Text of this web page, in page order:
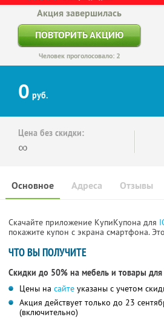
Акция завершилась
ПОВТОРИТЬ АКЦИЮ
Человек проголосовало: 2
0 руб.
Цена без скидки:
∞
Основное Отзывы
Адреса
Скачайте приложение КупиКупона для
покажите купон с экрана смартфона.
ЧТО ВЫ ПОЛУЧИТЕ
Скидки до 50% на мебель и товары для
Цены на сайте указаны с учетом
Акция действует только до 23
(включительно)